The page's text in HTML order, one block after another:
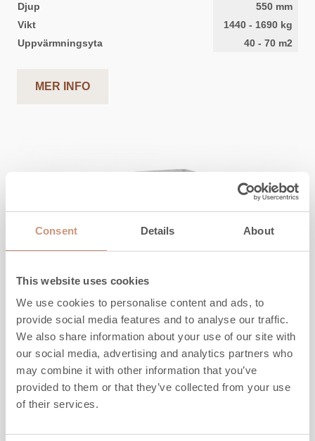
Consent Details About
This website uses cookies
We use cookies to personalise content and ads, to
provide social media features and to analyse our traffic.
We also share information about your use of our site with
our social media, advertising and analytics partners who
may combine it with other information that you’ve
provided to them or that they’ve collected from your use
of their services.
Djup
550 mm
Vikt
1440 - 1690 kg
Uppvärmningsyta
40 - 70 m2
MER INFO
KARELIA
Salvo S 2D